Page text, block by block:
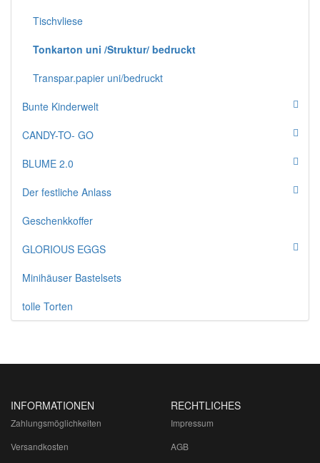
Tischvliese
Tonkarton uni /Struktur/ bedruckt
Transpar.papier uni/bedruckt
Bunte Kinderwelt
CANDY-TO- GO
BLUME 2.0
Der festliche Anlass
Geschenkkoffer
GLORIOUS EGGS
Minihäuser Bastelsets
tolle Torten
INFORMATIONEN
Zahlungsmöglichkeiten
Versandkosten
RECHTLICHES
Impressum
AGB